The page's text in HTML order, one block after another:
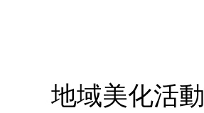
地域美化活動